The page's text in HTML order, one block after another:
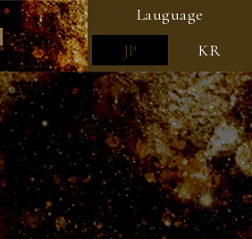
Lauguage
JP
KR